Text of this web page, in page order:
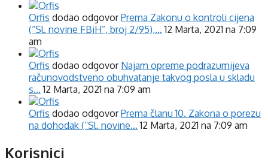
Orfis dodao odgovorPrema Zakonu o kontroli cijena
(“Sl. novine FBiH”, broj 2/95),… 12 Marta, 2021 na 7:09
am
Orfis dodao odgovor Najam opreme podrazumijeva
računovodstveno obuhvatanje takvog posla u skladu
s… 12 Marta, 2021 na 7:09 am
Orfis dodao odgovorPrema članu 10. Zakona o porezu
na dohodak (“Sl. novine… 12 Marta, 2021 na 7:09 am
Korisnici